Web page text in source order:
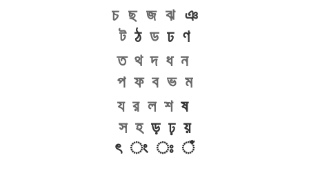
চ ছ জ ঝঞ
টঠ ডঢ ণ
ত থ দ ধ ন
প ফ ব ভ ম
য র ল শষ
স হড় ঢ় য়
ৎ ং ঃ ঁ